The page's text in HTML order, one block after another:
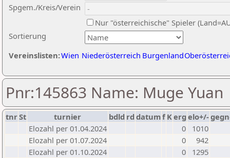
Sortierung
Spgem./Kreis/Verein
Nur "österreichische" Spieler
Vereinslisten:Wien Niederösterreich Burgenland
Pnr:145863 Name: Muge Yuan
tnrSt turnier bdld rd datumf Kerg elo+/-
Elozahl per 01.04.2024
0
1010
Elozahl per 01.07.2024
0
942
Elozahl per 01.10.2024
0
1295